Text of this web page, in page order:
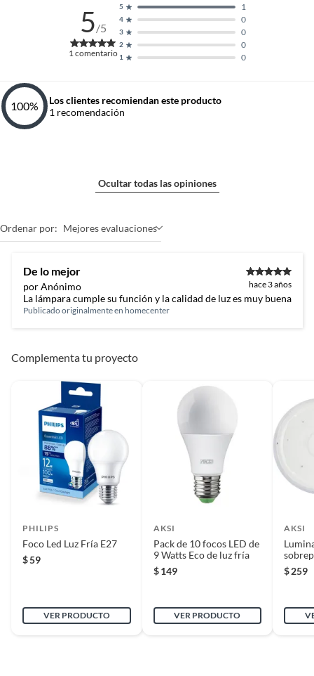
5/5
1 comentario 1 0
2 0
3 0
4 0
5 1
100%
Los clientes recomiendan este producto
1 recomendación
Ocultar todas las opiniones
Ordenar por: Mejores evaluaciones
De lo mejor
por Anónimo hace 3 años
La lámpara cumple su función y la calidad de luz es muy buena
Publicado originalmente en homecenter
Complementa tu proyecto
PHILIPS
Foco Led Luz Fría E27
$59
VER PRODUCTO
AKSI
Pack de 10 focos LED de
9 Watts Eco de luz fría
$ 149
VER PRODUCTO
AKSI
6500K
$259